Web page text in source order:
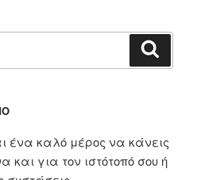
ένα καλό μέρος να κάνεις
και για τον ιστότοπό σου ή